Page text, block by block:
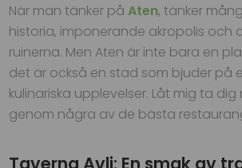
När man tänker påAten, tänker
historia, imponerande akropolis och
ruinerna. Men Aten är inte bara en
det är också en stad som bjuder på
kulinariska upplevelser. Låt mig ta
genom några av de bästa
Taverna Avli: En smak av